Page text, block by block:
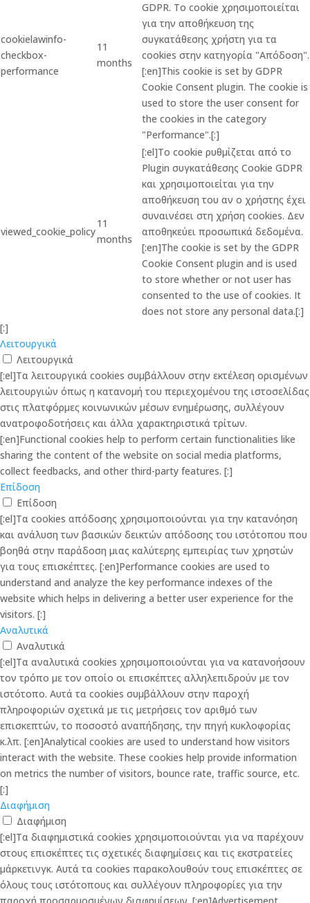
cookielawinfo-
checkbox-
performance
11
months
GDPR. Το cookie χρησιμοποιείται
για την αποθήκευση της
συγκατάθεσης χρήστη για τα
cookies στην κατηγορία "Απόδοση".
[:en]This cookie is set by GDPR
Cookie Consent plugin. The cookie is
used to store the user consent for
the cookies in the category
"Performance".[:]
viewed_cookie_policy
11
months
[:el]Το cookie ρυθμίζεται από το
Plugin συγκατάθεσης Cookie GDPR
και χρησιμοποιείται για την
αποθήκευση του αν ο χρήστης έχει
συναινέσει στη χρήση cookies. Δεν
αποθηκεύει προσωπικά δεδομένα.
[:en]The cookie is set by the GDPR
Cookie Consent plugin and is used
to store whether or not user has
consented to the use of cookies. It
does not store any personal data.[:]
[:]
Λειτουργικά
Λειτουργικά
[:el]Τα λειτουργικά cookies συμβάλλουν στην εκτέλεση ορισμένων
λειτουργιών όπως η κατανομή του περιεχομένου της ιστοσελίδας
στις πλατφόρμες κοινωνικών μέσων ενημέρωσης, συλλέγουν
ανατροφοδοτήσεις και άλλα χαρακτηριστικά τρίτων.
[:en]Functional cookies help to perform certain functionalities like
sharing the content of the website on social media platforms,
collect feedbacks, and other third-party features. [:]
Επίδοση
Επίδοση
[:el]Τα cookies απόδοσης χρησιμοποιούνται για την κατανόηση
και ανάλυση των βασικών δεικτών απόδοσης του ιστότοπου που
βοηθά στην παράδοση μιας καλύτερης εμπειρίας των χρηστών
για τους επισκέπτες. [:en]Performance cookies are used to
understand and analyze the key performance indexes of the
website which helps in delivering a better user experience for the
visitors. [:]
Αναλυτικά
Αναλυτικά
[:el]Τα αναλυτικά cookies χρησιμοποιούνται για να κατανοήσουν
τον τρόπο με τον οποίο οι επισκέπτες αλληλεπιδρούν με τον
ιστότοπο. Αυτά τα cookies συμβάλλουν στην παροχή
πληροφοριών σχετικά με τις μετρήσεις τον αριθμό των
επισκεπτών, το ποσοστό αναπήδησης, την πηγή κυκλοφορίας
κ.λπ. [:en]Analytical cookies are used to understand how visitors
interact with the website. These cookies help provide information
on metrics the number of visitors, bounce rate, traffic source, etc.
[:]
Διαφήμιση
Διαφήμιση
[:el]Τα διαφημιστικά cookies χρησιμοποιούνται για να παρέχουν
στους επισκέπτες τις σχετικές διαφημίσεις και τις εκστρατείες
μάρκετινγκ. Αυτά τα cookies παρακολουθούν τους επισκέπτες σε
όλους τους ιστότοπους και συλλέγουν πληροφορίες για την